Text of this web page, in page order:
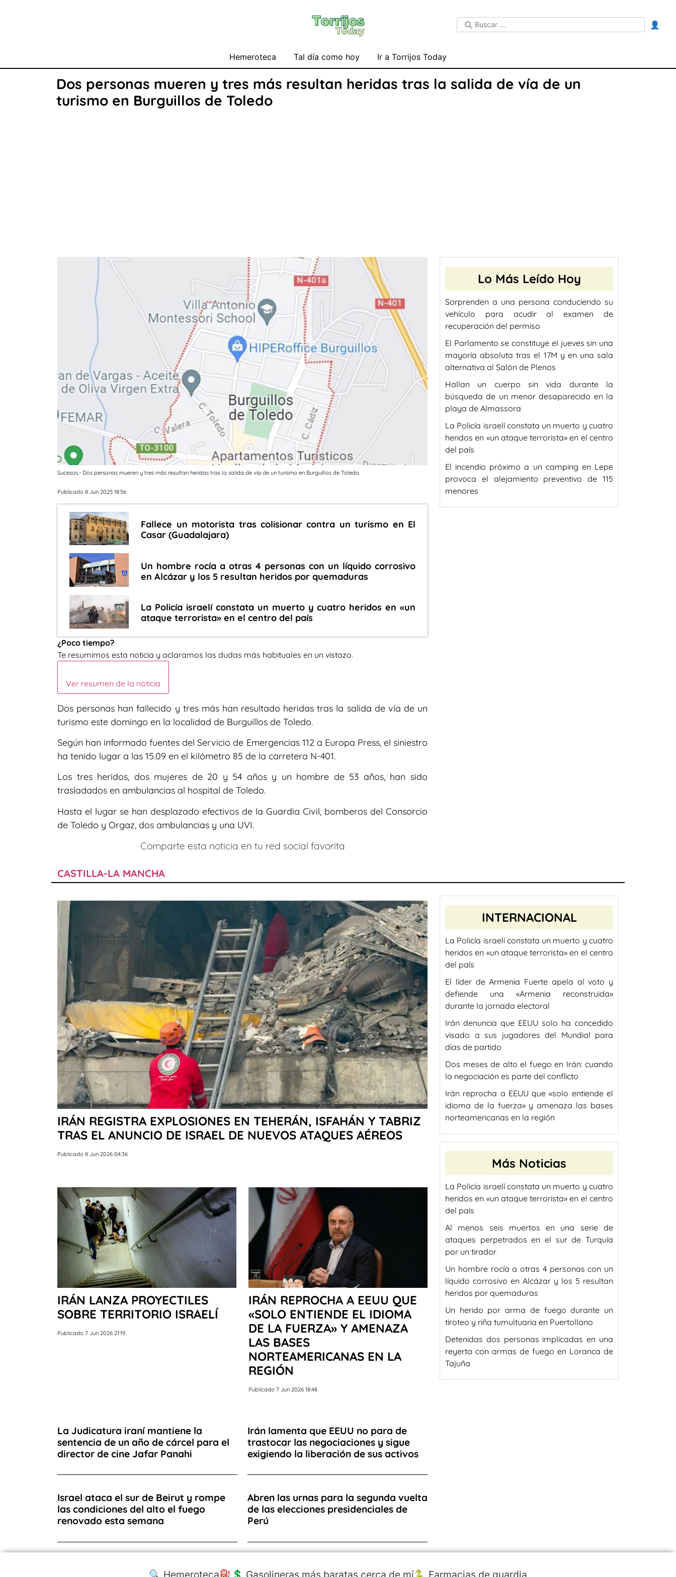
👤
Hemeroteca Tal día como hoy Ir a Torrijos Today
Dos personas mueren y tres más resultan heridas tras la salida de vía de un
turismo en Burguillos de Toledo
Sucesos.- Dos personas mueren y tres más resultan heridas tras la salida de vía de un turismo en Burguillos de Toledo
Publicado 8 Jun 2025 18:56
Fallece un motorista tras colisionar contra un turismo en El
Casar (Guadalajara)
Un hombre rocía a otras 4 personas con un líquido corrosivo
en Alcázar y los 5 resultan heridos por quemaduras
La Policía israelí constata un muerto y cuatro heridos en «un
ataque terrorista» en el centro del país
¿Poco tiempo?
Te resumimos esta noticia y aclaramos las dudas más habituales en un vistazo.
Ver resumen de la noticia
Dos personas han fallecido y tres más han resultado heridas tras la salida de vía de un
turismo este domingo en la localidad de Burguillos de Toledo.
Según han informado fuentes del Servicio de Emergencias 112 a Europa Press, el siniestro
ha tenido lugar a las 15.09 en el kilómetro 85 de la carretera N-401.
Los tres heridos, dos mujeres de 20 y 54 años y un hombre de 53 años, han sido
trasladados en ambulancias al hospital de Toledo.
Hasta el lugar se han desplazado efectivos de la Guardia Civil, bomberos del Consorcio
de Toledo y Orgaz, dos ambulancias y una UVI.
Comparte esta noticia en tu red social favorita
Lo Más Leído Hoy
Sorprenden a una persona conduciendo su
vehículo para acudir al examen de
recuperación del permiso
El Parlamento se constituye el jueves sin una
mayoría absoluta tras el 17M y en una sala
alternativa al Salón de Plenos
Hallan un cuerpo sin vida durante la
búsqueda de un menor desaparecido en la
playa de Almassora
La Policía israelí constata un muerto y cuatro
heridos en «un ataque terrorista» en el centro
del país
El incendio próximo a un camping en Lepe
provoca el alejamiento preventivo de 115
menores
CASTILLA-LA MANCHA
IRÁN REGISTRA EXPLOSIONES EN TEHERÁN, ISFAHÁN Y TABRIZ
TRAS EL ANUNCIO DE ISRAEL DE NUEVOS ATAQUES AÉREOS
Publicado 8 Jun 2026 04:36
IRÁN LANZA PROYECTILES
SOBRE TERRITORIO ISRAELÍ
Publicado 7 Jun 2026 21:19
IRÁN REPROCHA A EEUU QUE
«SOLO ENTIENDE EL IDIOMA
DE LA FUERZA» Y AMENAZA
LAS BASES
NORTEAMERICANAS EN LA
REGIÓN
Publicado 7 Jun 2026 18:48
La Judicatura iraní mantiene la
sentencia de un año de cárcel para el
director de cine Jafar Panahi
Irán lamenta que EEUU no para de
trastocar las negociaciones y sigue
exigiendo la liberación de sus activos
Israel ataca el sur de Beirut y rompe
las condiciones del alto el fuego
renovado esta semana
Abren las urnas para la segunda vuelta
de las elecciones presidenciales de
Perú
INTERNACIONAL
La Policía israelí constata un muerto y cuatro
heridos en «un ataque terrorista» en el centro
del país
El líder de Armenia Fuerte apela al voto y
defiende una «Armenia reconstruida»
durante la jornada electoral
Irán denuncia que EEUU solo ha concedido
visado a sus jugadores del Mundial para
días de partido
Dos meses de alto el fuego en Irán: cuando
la negociación es parte del conflicto
Irán reprocha a EEUU que «solo entiende el
idioma de la fuerza» y amenaza las bases
norteamericanas en la región
Más Noticias
La Policía israelí constata un muerto y cuatro
heridos en «un ataque terrorista» en el centro
del país
Al menos seis muertos en una serie de
ataques perpetrados en el sur de Turquía
por un tirador
Un hombre rocía a otras 4 personas con un
líquido corrosivo en Alcázar y los 5 resultan
heridos por quemaduras
Un herido por arma de fuego durante un
tiroteo y riña tumultuaria en Puertollano
Detenidas dos personas implicadas en una
reyerta con armas de fuego en Loranca de
Tajuña
🔍 Hemeroteca⛽️💲 Gasolineras más baratas cerca de mí🐍 Farmacias de guardia